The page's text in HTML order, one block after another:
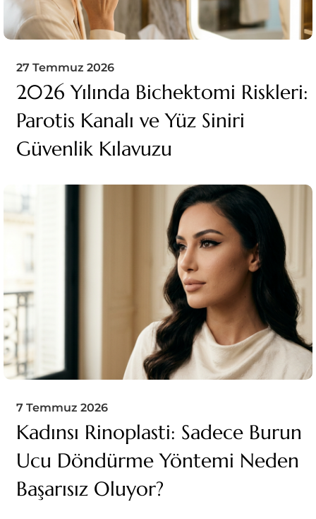
27 Temmuz 2026
2026 Yılında Bichektomi Riskleri:
Parotis Kanalı ve Yüz Siniri
Güvenlik Kılavuzu
7 Temmuz 2026
Kadınsı Rinoplasti: Sadece Burun
Ucu Döndürme Yöntemi Neden
Başarısız Oluyor?